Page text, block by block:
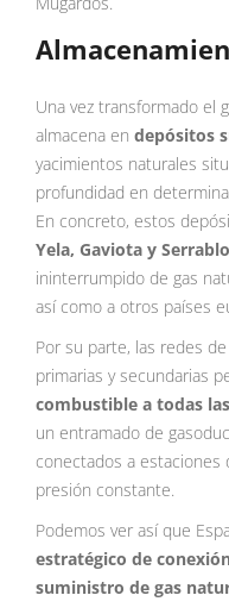
Una vez transformado el
almacena en depósitos
yacimientos naturales
profundidad en
En concreto, estos
Yela, Gaviota y Serrablo
ininterrumpido de gas
así como a otros países
Por su parte, las redes
primarias y secundarias
combustible a todas
un entramado de
conectados a
presión constante.
Podemos ver así que
estratégico de
suministro de gas